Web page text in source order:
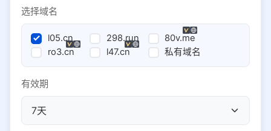
选择域名
l05.cn 298.run
80v.me
ro3.cn
l47.cn 私有域名
有效期